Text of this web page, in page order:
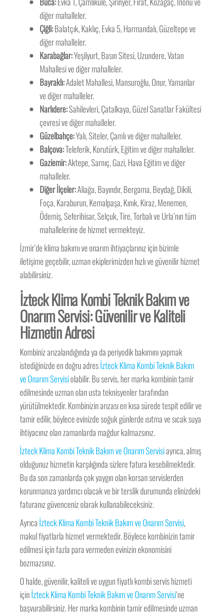
diğer mahalleler.
Çiğli:Balatçık, Kaklıç, Evka 5, Harmandalı, Güzeltepe ve
diğer mahalleler.
Karabağlar:Yeşilyurt, Basın Sitesi, Uzundere, Vatan
Mahallesi ve diğer mahalleler.
Bayraklı:Adalet Mahallesi, Mansuroğlu, Onur, Yamanlar
ve diğer mahalleler.
Narlıdere:Sahilevleri, Çatalkaya, Güzel Sanatlar Fakültesi
çevresi ve diğer mahalleler.
Güzelbahçe:Yalı, Siteler, Çamlı ve diğer mahalleler.
Balçova:Teleferik, Korutürk, Eğitim ve diğer mahalleler.
Gaziemir:Aktepe, Sarnıç, Gazi, Hava Eğitim ve diğer
mahalleler.
Diğer İlçeler:Aliağa, Bayındır, Bergama, Beydağ, Dikili,
Foça, Karaburun, Kemalpaşa, Kınık, Kiraz, Menemen,
Ödemiş, Seferihisar, Selçuk, Tire, Torbalı ve Urla’nın tüm
mahallelerine de hizmet vermekteyiz.
İzmir’de klima bakımı ve onarım ihtiyaçlarınız için bizimle
iletişime geçebilir, uzman ekiplerimizden hızlı ve güvenilir hizmet
alabilirsiniz.
İzteck Klima Kombi Teknik Bakım ve
Onarım Servisi: Güvenilir ve Kaliteli
Hizmetin Adresi
Kombiniz arızalandığında ya da periyodik bakımını yapmak
istediğinizde en doğru adresİzteck Klima Kombi Teknik Bakım
ve Onarım Servisiolabilir. Bu servis, her marka kombinin tamir
edilmesinde uzman olan usta teknisyenler tarafından
yürütülmektedir. Kombinizin arızası en kısa sürede tespit edilir ve
tamir edilir, böylece evinizde soğuk günlerde ısıtma ve sıcak suya
ihtiyacınız olan zamanlarda mağdur kalmazsınız.
İzteck Klima Kombi Teknik Bakım ve Onarım Servisiayrıca, almış
olduğunuz hizmetin karşılığında sizlere fatura kesebilmektedir.
Bu da son zamanlarda çok yaygın olan korsan servislerden
korunmanıza yardımcı olacak ve bir terslik durumunda elinizdeki
faturanız güvenceniz olarak kullanabileceksiniz.
Ayrıca İzteck Klima Kombi Teknik Bakım ve Onarım Servisi,
makul fiyatlarla hizmet vermektedir. Böylece kombinizin tamir
edilmesi için fazla para vermeden evinizin ekonomisini
bozmazsınız.
O halde, güvenilir, kaliteli ve uygun fiyatlı kombi servis hizmeti
için İzteck Klima Kombi Teknik Bakım ve Onarım Servisi‘ne
başvurabilirsiniz. Her marka kombinin tamir edilmesinde uzman